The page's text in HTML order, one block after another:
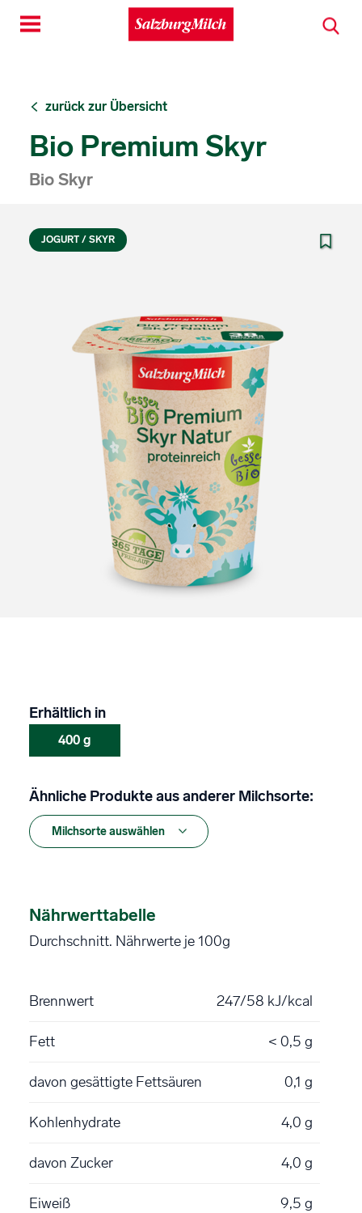
Toggle
navigation
zurück zur Übersicht
Bio Premium Skyr
Bio Skyr
JOGURT / SKYR
Erhältlich in
400 g
Ähnliche Produkte aus anderer Milchsorte:
Nährwerttabelle
Durchschnitt. Nährwerte je 100g
Brennwert 247/58 kJ/kcal
Fett < 0,5 g
davon gesättigte Fettsäuren 0,1 g
Kohlenhydrate 4,0 g
davon Zucker 4,0 g
Eiweiß 9,5 g